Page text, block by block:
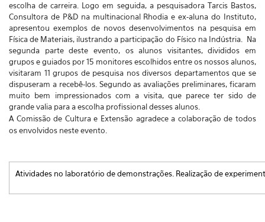
escolha de carreira. Logo em seguida, a pesquisadora Tarcis Bastos,
Consultora de P&D na multinacional Rhodia e ex-aluna do Instituto,
apresentou exemplos de novos desenvolvimentos na pesquisa em
Física de Materiais, ilustrando a participação do Físico na Indústria. Na
segunda parte deste evento, os alunos visitantes, divididos em
grupos e guiados por 15 monitores escolhidos entre os nossos alunos,
visitaram 11 grupos de pesquisa nos diversos departamentos que se
dispuseram a recebê-los. Segundo as avaliações preliminares, ficaram
muito bem impressionados com a visita, que parece ter sido de
grande valia para a escolha profissional desses alunos.
A Comissão de Cultura e Extensão agradece a colaboração de todos
os envolvidos neste evento.
Atividades no laboratório de demonstrações. Realização de